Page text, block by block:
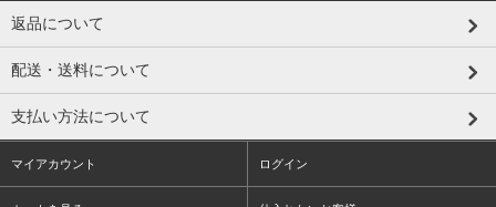
返品について
配送・送料について
支払い方法について
マイアカウント ログイン